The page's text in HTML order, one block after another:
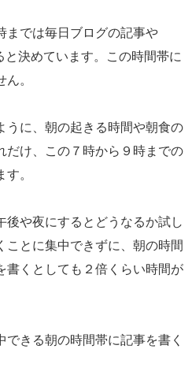
までは毎日ブログの記事や
決めています。この時間帯に
。
うに、朝の起きる時間や朝食の
だけ、この７時から９時までの
。
後や夜にするとどうなるか試し
ことに集中できずに、朝の時間
書くとしても２倍くらい時間が
きる朝の時間帯に記事を書く